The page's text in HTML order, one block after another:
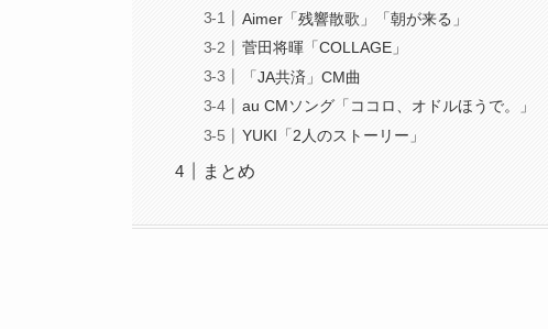
Aimer「残響散歌」「朝が来る」
菅田将暉「COLLAGE」
「JA共済」CM曲
au CMソング「ココロ、オドルほうで。」
YUKI「2人のストーリー」
まとめ